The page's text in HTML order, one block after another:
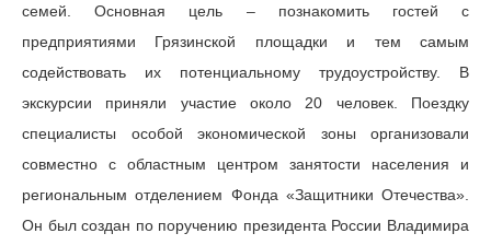
семей. Основная цель – познакомить гостей с
предприятиями Грязинской площадки и тем самым
содействовать их потенциальному трудоустройству. В
экскурсии приняли участие около 20 человек. Поездку
специалисты особой экономической зоны организовали
совместно с областным центром занятости населения и
региональным отделением Фонда «Защитники Отечества».
Он был создан по поручению президента России Владимира